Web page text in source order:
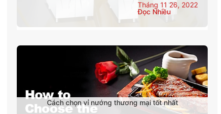
Tháng 11 26, 2022
Đọc Nhiều
Cách chọn vỉ nướng thương mại tốt nhất